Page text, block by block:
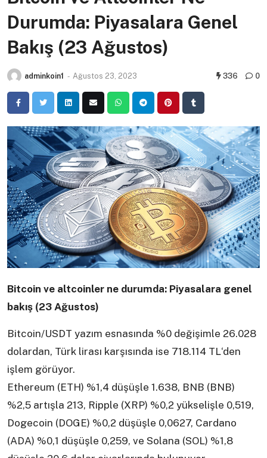
Durumda: Piyasalara Genel
Bakış (23 Ağustos)
adminkoin1 - Ağustos 23, 2023 336 0
Bitcoin ve altcoinler ne durumda: Piyasalara genel
bakış (23 Ağustos)
Bitcoin/USDT yazım esnasında %0 değişimle 26.028
dolardan, Türk lirası karşısında ise 718.114 TL‘den
işlem görüyor.
Ethereum (ETH) %1,4 düşüşle 1.638, BNB (BNB)
%2,5 artışla 213, Ripple (XRP) %0,2 yükselişle 0,519,
Dogecoin (DOGE) %0,2 düşüşle 0,0627, Cardano
(ADA) %0,1 düşüşle 0,259, ve Solana (SOL) %1,8